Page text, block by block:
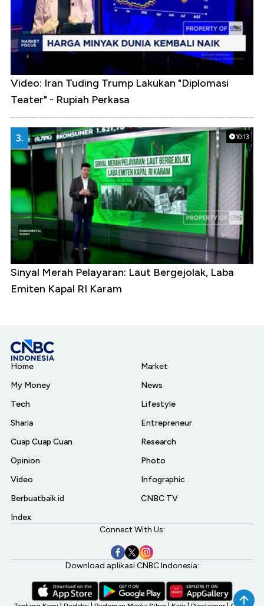
Video: Iran Tuding Trump Lakukan "Diplomasi
Teater" - Rupiah Perkasa
10:13
3.
Sinyal Merah Pelayaran: Laut Bergejolak, Laba
Emiten Kapal RI Karam
Home
My Money
Tech
Sharia
Cuap Cuap Cuan
Opinion
Video
Berbuatbaik.id
Index
Market
News
Lifestyle
Entrepreneur
Research
Photo
Infographic
CNBC TV
Connect With Us:
Download aplikasi CNBC Indonesia: